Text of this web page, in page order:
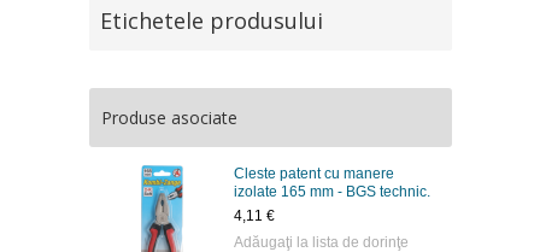
Etichetele produsului
Produse asociate
Cleste patent cu manere
izolate 165 mm - BGS technic.
4,11 €
Adăugaţi la lista de dorinţe